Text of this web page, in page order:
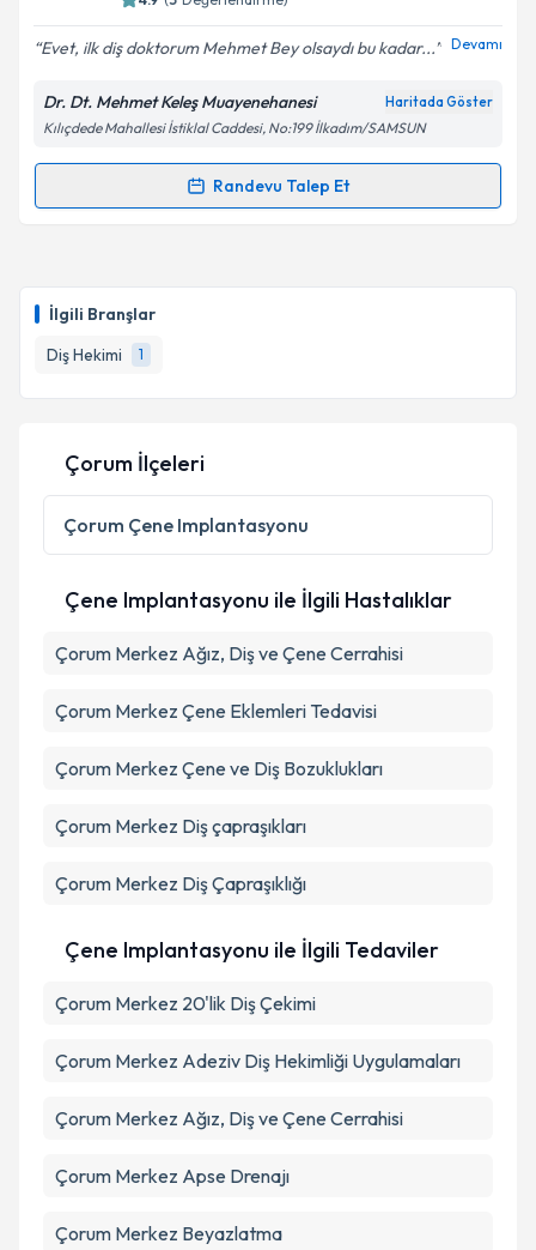
İlgili Branşlar
Diş Hekimi
1
Kişisel verilerimin işlenmesine ilişkinAydınlatma
Metni'ni okudum ve kişisel verilerimin belirtilen
kapsamda işlenmesini kabul ediyorum.
Evet, ilk diş doktorum Mehmet Bey olsaydı bu kadar... Devamı
Dr. Dt. Mehmet Keleş Muayenehanesi Haritada Göster
Kılıçdede Mahallesi İstiklal Caddesi, No:199 İlkadım/SAMSUN
Randevu Talep Et
Randevu Takvimi Talebi
takvim hazırlandığında e-posta ile bilgilendireceğiz.
E-posta Adresiniz
Kişisel verilerimin işlenmesine ilişkinAydınlatma
Metni
'ni okudum ve kişisel verilerimin belirtilen
kapsamda işlenmesini kabul ediyorum.
Takvim Talebini Gönder
Çorum İlçeleri
Çorum Çene Implantasyonu
Çene Implantasyonu ile İlgili Hastalıklar
Çorum Merkez Ağız, Diş ve Çene Cerrahisi
Çorum Merkez Çene Eklemleri Tedavisi
Çorum Merkez Çene ve Diş Bozuklukları
Çorum Merkez Diş çapraşıkları
Çorum Merkez Diş Çapraşıklığı
Çene Implantasyonu ile İlgili Tedaviler
Çorum Merkez 20'lik Diş Çekimi
Çorum Merkez Adeziv Diş Hekimliği Uygulamaları
Çorum Merkez Ağız, Diş ve Çene Cerrahisi
Çorum Merkez Apse Drenajı
Çorum Merkez Beyazlatma